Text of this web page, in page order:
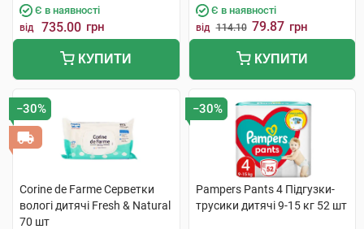
Є в наявності
від 735.00 грн
КУПИТИ
Є в наявності
від 114.10 79.87 грн
КУПИТИ
−30%
Corine de Farme Серветки
вологі дитячі Fresh & Natural
70 шт
−30%
Pampers Pants 4 Підгузки-
трусики дитячі 9-15 кг 52 шт